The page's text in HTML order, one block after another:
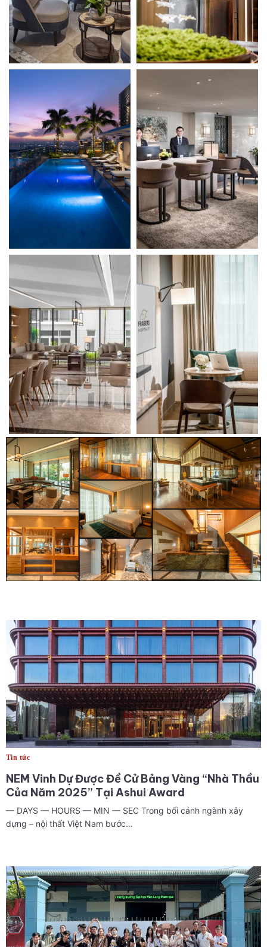
Tin tức
NEM Vinh Dự Được Đề Cử Bảng Vàng “Nhà Thầu
Của Năm 2025” Tại Ashui Award
— DAYS — HOURS — MIN — SEC Trong bối cảnh ngành xây
dựng – nội thất Việt Nam bước…